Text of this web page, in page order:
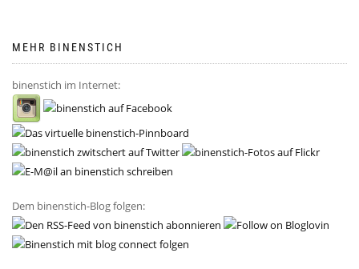
MEHR BINENSTICH
binenstich im Internet:
Dem binenstich-Blog folgen: